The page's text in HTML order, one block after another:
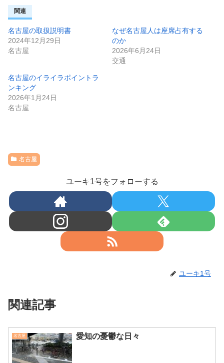
関連
名古屋の取扱説明書
2024年12月29日
名古屋
なぜ名古屋人は座席占有する
のか
2026年6月24日
交通
名古屋のイライラポイントラ
ンキング
2026年1月24日
名古屋
名古屋
ユーキ1号をフォローする
ユーキ1号
関連記事
名古屋 愛知の憂鬱な日々